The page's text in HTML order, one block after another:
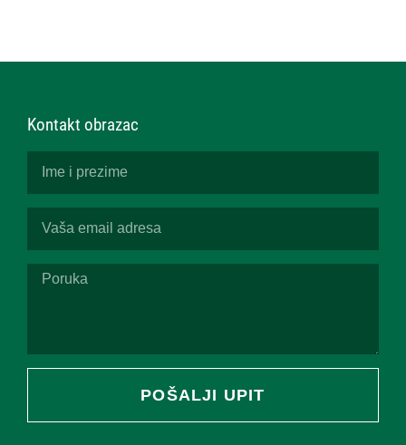
Kontakt obrazac
POŠALJI UPIT